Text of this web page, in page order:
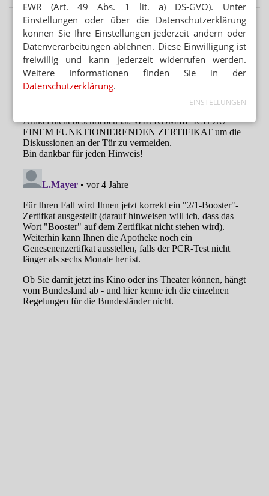
EWR (Art. 49 Abs. 1 lit. a) DS-GVO). Unter
Einstellungen oder über die Datenschutzerklärung
können Sie Ihre Einstellungen jederzeit ändern oder
Datenverarbeitungen ablehnen. Diese Einwilligung ist
freiwillig und kann jederzeit widerrufen werden.
Weitere Informationen finden Sie in der
Datenschutzerklärung.
EINSTELLUNGEN